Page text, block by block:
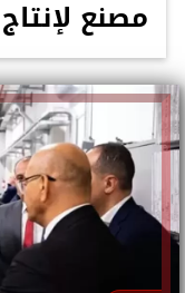
مصنع